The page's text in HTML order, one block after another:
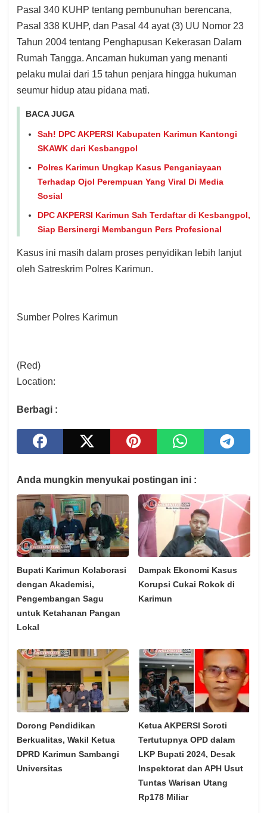
Pasal 340 KUHP tentang pembunuhan berencana,
Pasal 338 KUHP, dan Pasal 44 ayat (3) UU Nomor 23
Tahun 2004 tentang Penghapusan Kekerasan Dalam
Rumah Tangga. Ancaman hukuman yang menanti
pelaku mulai dari 15 tahun penjara hingga hukuman
seumur hidup atau pidana mati.
BACA JUGA
Sah! DPC AKPERSI Kabupaten Karimun Kantongi
SKAWK dari Kesbangpol
Polres Karimun Ungkap Kasus Penganiayaan
Terhadap Ojol Perempuan Yang Viral Di Media
Sosial
DPC AKPERSI Karimun Sah Terdaftar di Kesbangpol,
Siap Bersinergi Membangun Pers Profesional
Kasus ini masih dalam proses penyidikan lebih lanjut
oleh Satreskrim Polres Karimun.
Sumber Polres Karimun
(Red)
Location:
Berbagi :
Anda mungkin menyukai postingan ini :
Bupati Karimun Kolaborasi
dengan Akademisi,
Pengembangan Sagu
untuk Ketahanan Pangan
Lokal
Dampak Ekonomi Kasus
Korupsi Cukai Rokok di
Karimun
Dorong Pendidikan
Berkualitas, Wakil Ketua
DPRD Karimun Sambangi
Universitas
Ketua AKPERSI Soroti
Tertutupnya OPD dalam
LKP Bupati 2024, Desak
Inspektorat dan APH Usut
Tuntas Warisan Utang
Rp178 Miliar